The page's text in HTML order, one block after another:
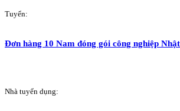
Tuyển:
Đơn hàng 10 Nam đóng gói công nghiệp
Nhà tuyển dụng: